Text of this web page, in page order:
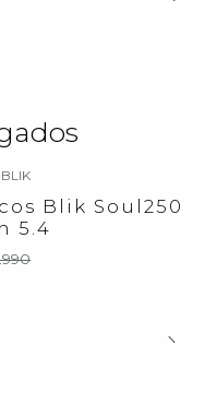
BLIK
Blik Soul250
5.4